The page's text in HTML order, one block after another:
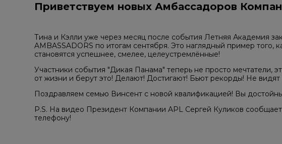
Приветствуем новых Амбассадоров
Тина и Кэлли уже через месяц после события Летняя Академия
AMBASSADORS по итогам сентября. Это наглядный пример того,
становятся успешнее, смелее, целеустремлённые!
Участники события "Дикая Панама" теперь не просто мечтатели,
от жизни и берут это! Делают! Достигают! Бьют рекорды! Не видят
Поздравляем семью Винсент с новой квалификацией! Вы
P.S. На видео Президент Компании APL Сергей Куликов
телефону!